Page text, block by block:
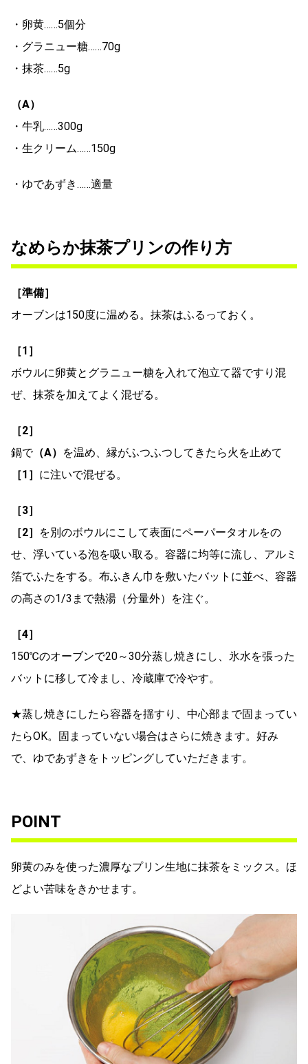
・卵黄……5個分
・グラニュー糖……70g
・抹茶……5g
（A）
・牛乳……300g
・生クリーム……150g
・ゆであずき……適量
なめらか抹茶プリンの作り方
［準備］
オーブンは150度に温める。抹茶はふるっておく。
［1］
ボウルに卵黄とグラニュー糖を入れて泡立て器ですり混
ぜ、抹茶を加えてよく混ぜる。
［2］
鍋で（A） を温め、縁がふつふつしてきたら火を止めて
［1］ に注いで混ぜる。
［3］
［2］
を別のボウルにこして表面にペーパータオルをの
せ、浮いている泡を吸い取る。容器に均等に流し、アルミ
箔でふたをする。布ふきん巾を敷いたバットに並べ、容器
の高さの1/3まで熱湯（分量外）を注ぐ。
［4］
150℃のオーブンで20～30分蒸し焼きにし、氷水を張った
バットに移して冷まし、冷蔵庫で冷やす。
★蒸し焼きにしたら容器を揺すり、中心部まで固まってい
たらOK。固まっていない場合はさらに焼きます。好み
で、ゆであずきをトッピングしていただきます。
POINT
卵黄のみを使った濃厚なプリン生地に抹茶をミックス。ほ
どよい苦味をきかせます。